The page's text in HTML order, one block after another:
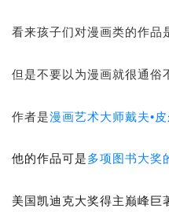
看来孩子们对漫画类的作品
但是不要以为漫画就很通俗
作者是漫画艺术大师戴夫•
他的作品可是多项图书大奖
美国凯迪克大奖得主巅峰巨